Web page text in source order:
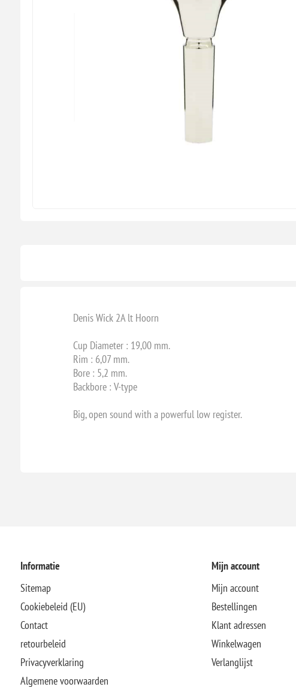
Denis Wick 2A lt Hoorn
Cup Diameter : 19,00 mm.
Rim : 6,07 mm.
Bore : 5,2 mm.
Backbore : V-type
Big, open sound with a powerful low register.
Informatie
Sitemap
Cookiebeleid (EU)
Contact
retourbeleid
Privacyverklaring
Algemene voorwaarden
Mijn account
Mijn account
Bestellingen
Klant adressen
Winkelwagen
Verlanglijst